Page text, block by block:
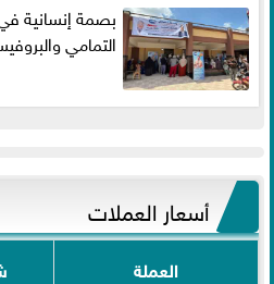
بصمة إنسانية
التمامي
أسعار العملات
العملة